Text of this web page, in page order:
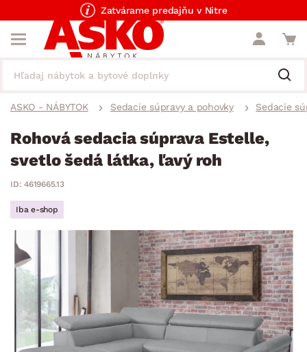
Zatvárame predajňu v Nitre
ASKO - NÁBYTOK Sedacie súpravy a pohovky Sedacie
Rohová sedacia súprava Estelle,
svetlo šedá látka, ľavý roh
ID: 4619665.13
Iba e-shop